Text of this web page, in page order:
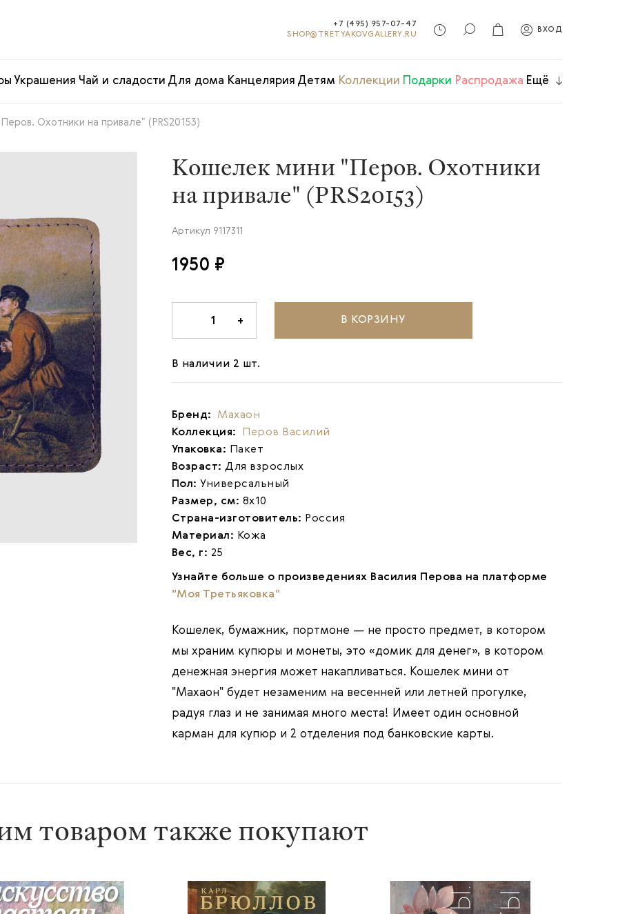
+7 (495) 957-07-47
SHOP@TRETYAKOVGALLERY.RU
ВХОД
Украшения Чай и сладости Для дома Канцелярия Детям Коллекции Подарки Распродажа Ещё
Охотники на привале" (PRS20153)
Кошелек мини "Перов. Охотники
на привале" (PRS20153)
Артикул 9117311
1950 ₽
1 + В КОРЗИНУ
В наличии 2 шт.
Бренд: Махаон
Коллекция:
Перов Василий
Упаковка: Пакет
Возраст:Для взрослых
Пол: Универсальный
Размер, см: 8х10
Страна-изготовитель: Россия
Материал: Кожа
Вес, г: 25
Узнайте больше о произведениях Василия Перова на платформе
"Моя Третьяковка"
Кошелек, бумажник, портмоне — не просто предмет, в котором
мы храним купюры и монеты, это «домик для денег», в котором
денежная энергия может накапливаться. Кошелек мини от
"Махаон" будет незаменим на весенней или летней прогулке,
радуя глаз и не занимая много места! Имеет один основной
карман для купюр и 2 отделения под банковские карты.
товаром также покупают